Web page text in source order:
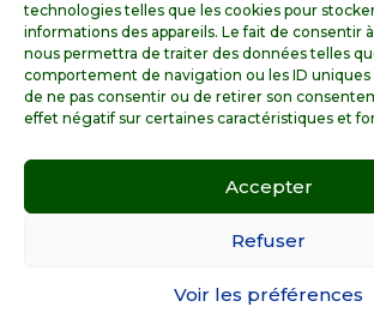
technologies telles que les cookies pour
informations des appareils. Le fait de consentir
nous permettra de traiter des données telles
comportement de navigation ou les ID uniques
de ne pas consentir ou de retirer son
effet négatif sur certaines caractéristiques et
Accepter
Refuser
Voir les préférences
Livraison sous 8 jours pour les
détachées
Livraisons sous 15 jours pour les
jardin (sous réserve de stock
en France Métropolitaine
© GardenGalaxie 2026 |Mentions